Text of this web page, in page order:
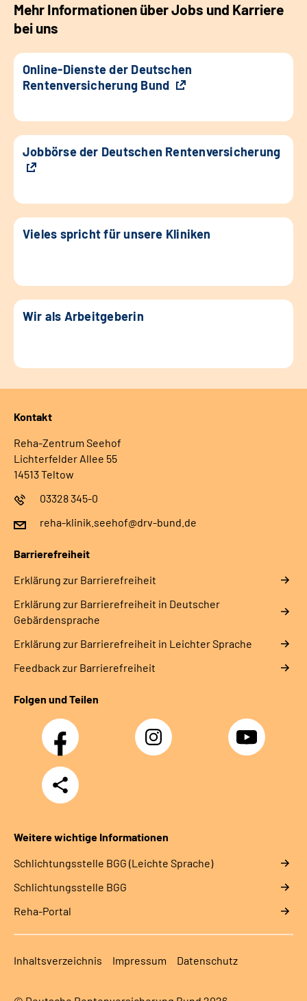
Mehr Informationen über Jobs und Karriere
bei uns
Online-Dienste der Deutschen
Rentenversicherung Bund
Jobbörse der Deutschen Rentenversicherung
Vieles spricht für unsere Kliniken
Wir als Arbeitgeberin
Kontakt
Reha-Zentrum Seehof
Lichterfelder Allee 55
14513 Teltow
03328 345-0
reha-klinik.seehof@drv-bund.de
Barrierefreiheit
Erklärung zur Barrierefreiheit
Erklärung zur Barrierefreiheit in Deutscher
Gebärdensprache
Erklärung zur Barrierefreiheit in Leichter Sprache
Feedback zur Barrierefreiheit
Folgen und Teilen
Facebook Instagram YouTube
Teilen
Weitere wichtige Informationen
Schlich­tungs­stel­le BGG (Leichte Sprache)
Schlich­tungs­stel­le BGG
Reha-Portal
Inhaltsverzeichnis Impressum Datenschutz